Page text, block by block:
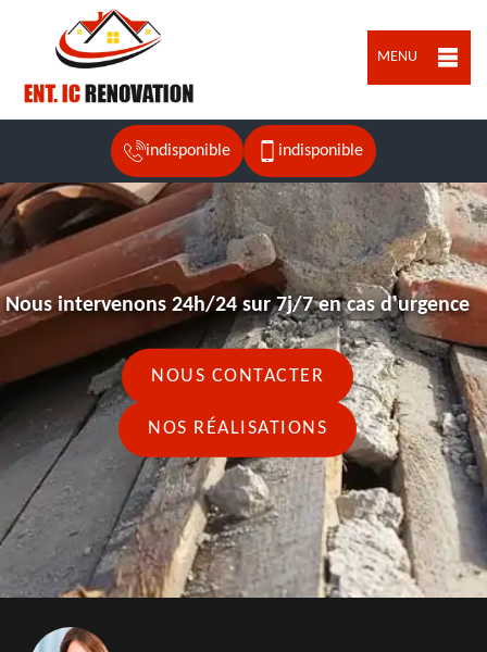
MENU
indisponible indisponible
Nous intervenons 24h/24 sur 7j/7 en cas d'urgence
NOUS CONTACTER
NOS RÉALISATIONS